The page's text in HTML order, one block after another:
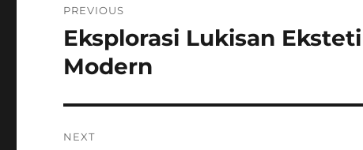
navigation
PREVIOUS
Previous
post:
Eksplorasi Lukisan
Modern
NEXT